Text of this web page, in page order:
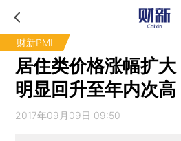
财新PMI
居住类价格涨幅扩
明显回升至年内次高
2017年09月09日 09:50